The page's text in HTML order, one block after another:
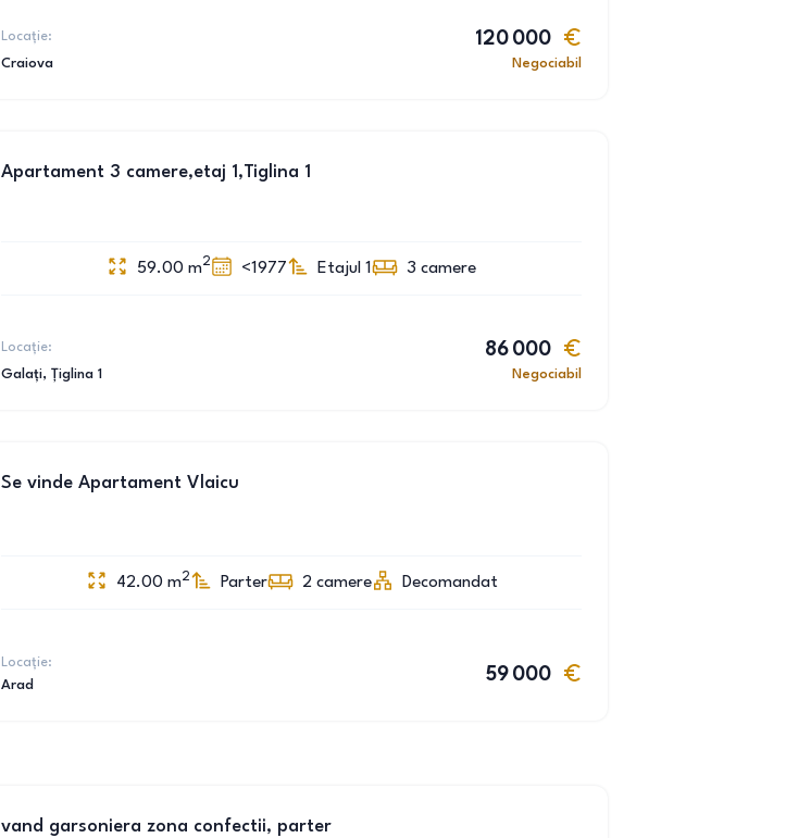
Locație:
Craiova
120 000
Negociabil
Apartament 3 camere,etaj 1,Tiglina 1
59.00 m2 <1977 Etajul 1 3 camere
Locație:
Galați, Țiglina 1
86 000
Negociabil
Se vinde Apartament Vlaicu
42.00 m2 Parter 2 camere Decomandat
Locație:
Arad
59 000
vand garsoniera zona confectii, parter